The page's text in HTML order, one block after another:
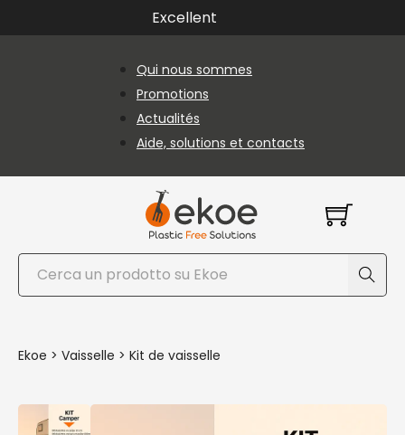
Passer au contenu principal
Passer au pied de page
Excellent
Qui nous sommes
Promotions
Actualités
Aide, solutions et contacts
Rechercher
Ekoe > Vaisselle > Kit de vaisselle